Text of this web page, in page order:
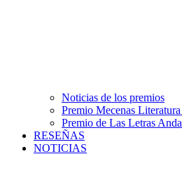
Noticias de los premios
Premio Mecenas
Premio de Las Letras
RESEÑAS
NOTICIAS